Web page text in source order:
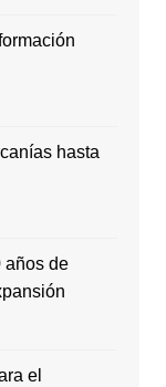
hasta
años de
el